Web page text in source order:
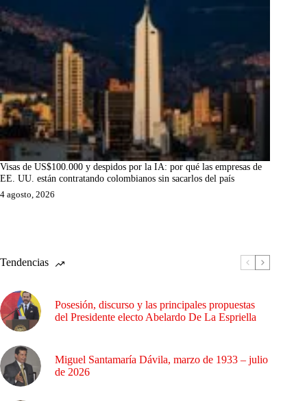
Visas de US$100.000 y despidos por la IA: por qué las empresas de
EE. UU. están contratando colombianos sin sacarlos del país
4 agosto, 2026
Tendencias
Posesión, discurso y las principales propuestas
del Presidente electo Abelardo De La Espriella
Miguel Santamaría Dávila, marzo de 1933 – julio
de 2026